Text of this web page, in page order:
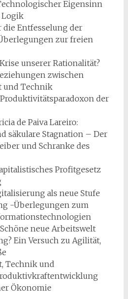
Eigensinn
Logik
die Entfesselung der
zur freien
unserer Rationalität?
zwischen
und Technik
der
de Paiva Lareiro:
säkulare Stagnation – Der
und Schranke des
Profitgesetz
als neue Stufe
-Überlegungen zum
neue Arbeitswelt
Ein Versuch zu Agilität,
Technik und
Ökonomie